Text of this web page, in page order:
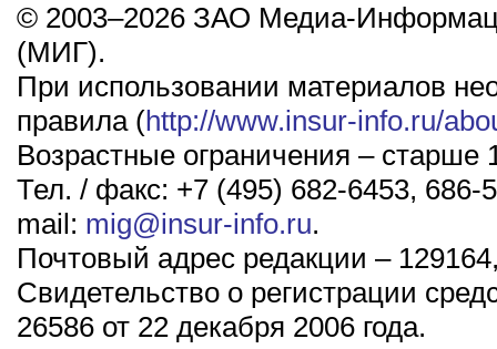
© 2003–2026 ЗАО Медиа-
(МИГ).
При использовании материалов
правила (http://www.insur-info.ru/
Возрастные ограничения – старше
Тел. / факс: +7 (495) 682-6453, 686-
mail: mig@insur-info.ru.
Почтовый адрес редакции –
Свидетельство о регистрации
26586 от 22 декабря 2006 года.